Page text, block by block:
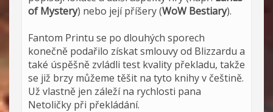
of Mystery) nebo její příšery (WoW Bestiary).
Fantom Printu se po dlouhých sporech
konečně podařilo získat smlouvy od Blizzardu a
také úspěšně zvládli test kvality překladu, takže
se již brzy můžeme těšit na tyto knihy v češtině.
Už vlastně jen záleží na rychlosti pana
Netoličky při překládání.